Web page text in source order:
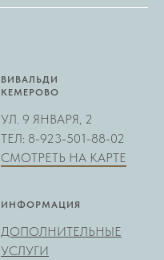
ВИВАЛЬДИ
КЕМЕРОВО
УЛ. 9 ЯНВАРЯ, 2
ТЕЛ: 8-923-501-88-02
СМОТРЕТЬ НА КАРТЕ
ИНФОРМАЦИЯ
ДОПОЛНИТЕЛЬНЫЕ
УСЛУГИ